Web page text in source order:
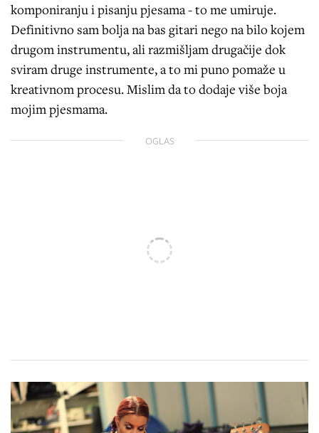
komponiranju i pisanju pjesama - to me umiruje.
Definitivno sam bolja na bas gitari nego na bilo kojem
drugom instrumentu, ali razmišljam drugačije dok
sviram druge instrumente, a to mi puno pomaže u
kreativnom procesu. Mislim da to dodaje više boja
mojim pjesmama.
OGLAS